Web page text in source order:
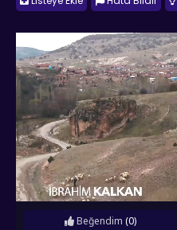
Beğendim (0)